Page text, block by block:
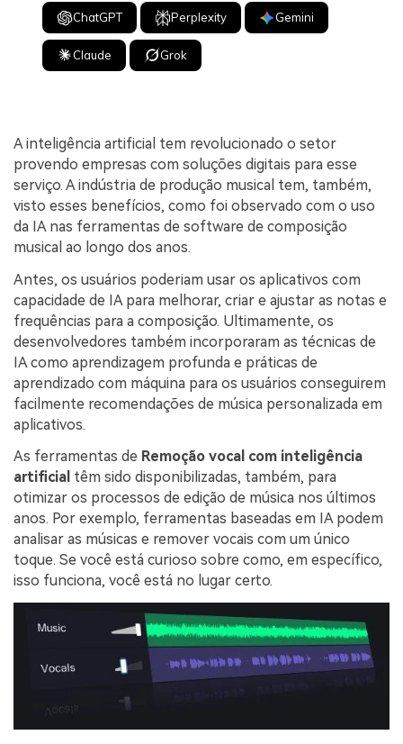
ChatGPT Perplexity Gemini
Claude Grok
A inteligência artificial tem revolucionado o setor
provendo empresas com soluções digitais para esse
serviço. A indústria de produção musical tem, também,
visto esses benefícios, como foi observado com o uso
da IA nas ferramentas de software de composição
musical ao longo dos anos.
Antes, os usuários poderiam usar os aplicativos com
capacidade de IA para melhorar, criar e ajustar as notas e
frequências para a composição. Ultimamente, os
desenvolvedores também incorporaram as técnicas de
IA como aprendizagem profunda e práticas de
aprendizado com máquina para os usuários conseguirem
facilmente recomendações de música personalizada em
aplicativos.
As ferramentas de Remoção vocal com inteligência
artificial têm sido disponibilizadas, também, para
otimizar os processos de edição de música nos últimos
anos. Por exemplo, ferramentas baseadas em IA podem
analisar as músicas e remover vocais com um único
toque. Se você está curioso sobre como, em específico,
isso funciona, você está no lugar certo.